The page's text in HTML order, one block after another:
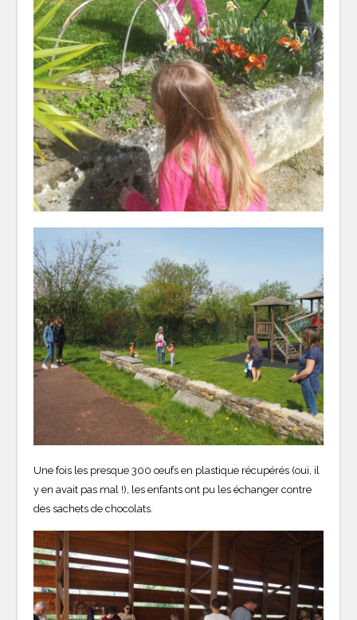
Une fois les presque 300 œufs en plastique récupérés (oui, il
y en avait pas mal !), les enfants ont pu les échanger contre
des sachets de chocolats.